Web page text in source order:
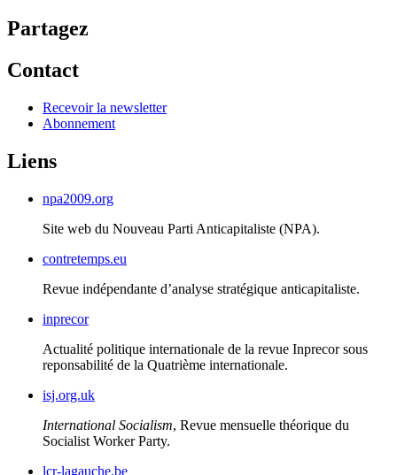
Partagez
Contact
Recevoir la newsletter
Abonnement
Liens
npa2009.org
Site web du Nouveau Parti Anticapitaliste (NPA).
contretemps.eu
Revue indépendante d’analyse stratégique anticapitaliste.
inprecor
Actualité politique internationale de la revue Inprecor sous
reponsabilité de la Quatrième internationale.
isj.org.uk
International Socialism, Revue mensuelle théorique du
Socialist Worker Party.
lcr-lagauche.be